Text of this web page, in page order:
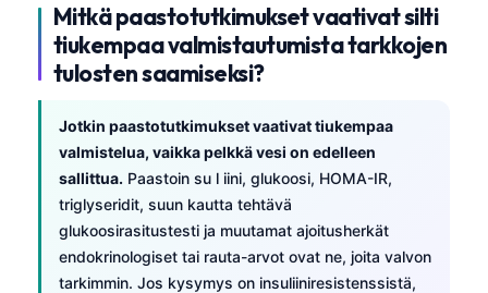
Mitkä paastotutkimukset vaativat silti
tiukempaa valmistautumista tarkkojen
tulosten saamiseksi?
Jotkin paastotutkimukset vaativat tiukempaa
valmistelua, vaikka pelkkä vesi on edelleen
sallittua. Paastoin su l iini, glukoosi, HOMA-IR,
triglyseridit, suun kautta tehtävä
glukoosirasitustesti ja muutamat ajoitusherkät
endokrinologiset tai rauta-arvot ovat ne, joita valvon
tarkimmin. Jos kysymys on insuliiniresistenssistä,